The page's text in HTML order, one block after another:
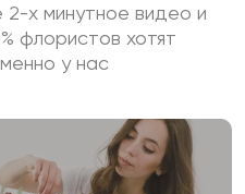
х минутное видео и
флористов хотят
у нас